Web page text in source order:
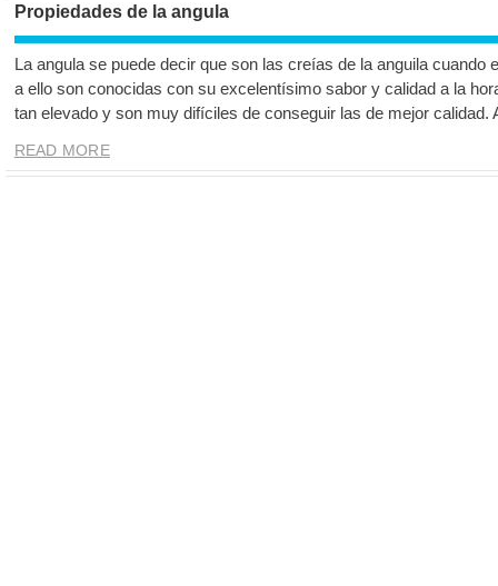
Propiedades de la angula
La angula se puede decir que son las creías de la anguila cuando
a ello son conocidas con su excelentísimo sabor y calidad a la
tan elevado y son muy difíciles de conseguir las de mejor
READ MORE